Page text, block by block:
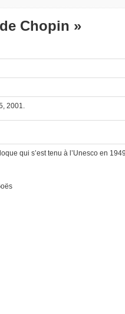
Chopin »
2001.
qui s’est tenu à l’Unesco en